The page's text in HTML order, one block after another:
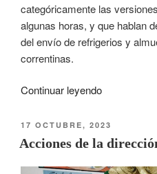
categóricamente las
algunas horas, y que hablan
del envío de refrigerios y
correntinas.
Continuar leyendo
17 OCTUBRE, 2023
Acciones de la